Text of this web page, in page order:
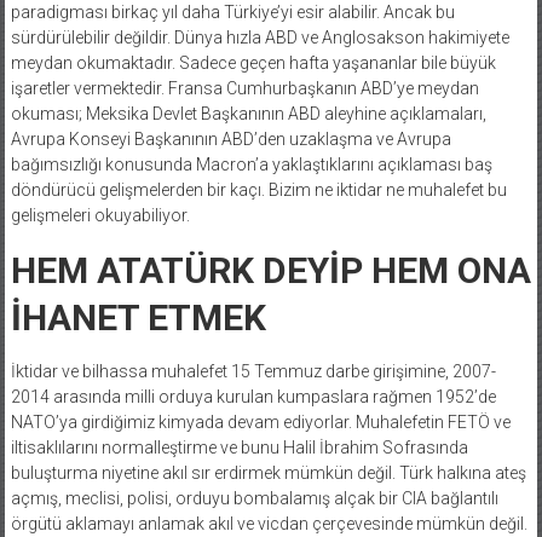
paradigması birkaç yıl daha Türkiye’yi esir alabilir. Ancak bu
sürdürülebilir değildir. Dünya hızla ABD ve Anglosakson hakimiyete
meydan okumaktadır. Sadece geçen hafta yaşananlar bile büyük
işaretler vermektedir. Fransa Cumhurbaşkanın ABD’ye meydan
okuması; Meksika Devlet Başkanının ABD aleyhine açıklamaları,
Avrupa Konseyi Başkanının ABD’den uzaklaşma ve Avrupa
bağımsızlığı konusunda Macron’a yaklaştıklarını açıklaması baş
döndürücü gelişmelerden bir kaçı. Bizim ne iktidar ne muhalefet bu
gelişmeleri okuyabiliyor.
HEM ATATÜRK DEYİP HEM ONA
İHANET ETMEK
İktidar ve bilhassa muhalefet 15 Temmuz darbe girişimine, 2007-
2014 arasında milli orduya kurulan kumpaslara rağmen 1952’de
NATO’ya girdiğimiz kimyada devam ediyorlar. Muhalefetin FETÖ ve
iltisaklılarını normalleştirme ve bunu Halil İbrahim Sofrasında
buluşturma niyetine akıl sır erdirmek mümkün değil. Türk halkına ateş
açmış, meclisi, polisi, orduyu bombalamış alçak bir CIA bağlantılı
örgütü aklamayı anlamak akıl ve vicdan çerçevesinde mümkün değil.